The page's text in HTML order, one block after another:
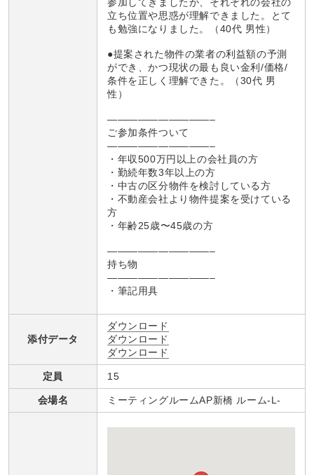
立ち位置や思惑が理解できました。とて
も勉強になりました。（40代 男性）
●提案された物件の業者の利益額の予測
ができ、かつ現状の最も良い金利/価格/
条件を正しく理解できた。（30代 男
性）
——————————–
ご参加条件ついて
——————————–
・年収500万円以上の会社員の方
・勤続年数3年以上の方
・中古の区分物件を検討している方
・不動産会社より物件提案を受けている
方
・年齢25歳〜45歳の方
——————————–
持ち物
——————————–
・筆記用具
添付データ
ダウンロード
ダウンロード
ダウンロード
定員 15
会場名 ミーティングルームAP新橋 ルーム-L-